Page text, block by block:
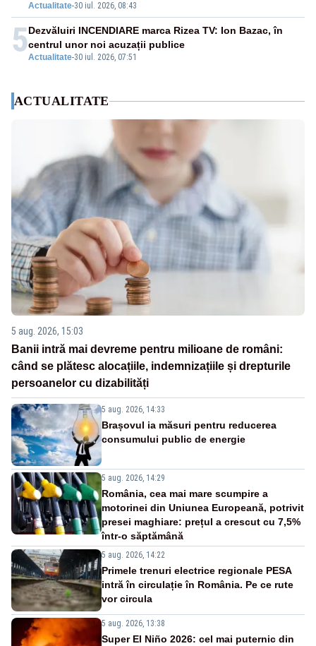
Actualitate-30 iul. 2026, 08:43
5Actualitate-30 iul. 2026, 07:51
Dezvăluiri INCENDIARE marca Rizea TV: Ion Bazac, în
centrul unor noi acuzații publice
ACTUALITATE
5 aug. 2026, 15:03
Banii intră mai devreme pentru milioane de români:
când se plătesc alocațiile, indemnizațiile și drepturile
persoanelor cu dizabilități
5 aug. 2026, 14:33
Brașovul ia măsuri pentru reducerea
consumului public de energie
5 aug. 2026, 14:29
România, cea mai mare scumpire a
motorinei din Uniunea Europeană, potrivit
presei maghiare: prețul a crescut cu 7,5%
într-o săptămână
5 aug. 2026, 14:22
Primele trenuri electrice regionale PESA
intră în circulație în România. Pe ce rute
vor circula
5 aug. 2026, 13:38
Super El Niño 2026: cel mai puternic din